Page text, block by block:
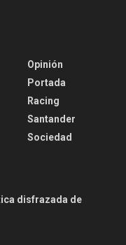
Opinión
Portada
Racing
Santander
Sociedad
disfrazada de